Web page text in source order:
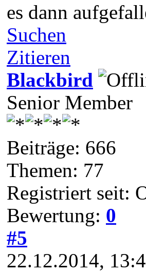
es dann
Suchen
Zitieren
Blackbird
Senior Member
Beiträge: 666
Themen: 77
Registriert seit:
Bewertung: 0
#5
22.12.2014,